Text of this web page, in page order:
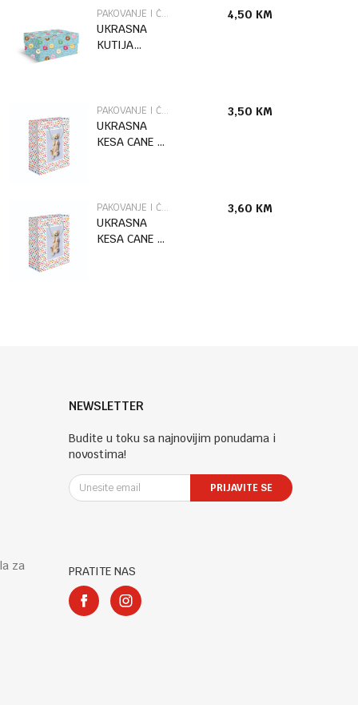
PAKOVANJE I ČESTITKE
UKRASNA
KUTIJA
4,50 KM
PAKOVANJE I ČESTITKE
UKRASNA
KESA CANE L
3,50 KM
PAKOVANJE I ČESTITKE
UKRASNA
KESA CANE XL
3,60 KM
za
NEWSLETTER
Budite u toku sa najnovijim ponudama i
novostima!
PRIJAVITE SE
PRATITE NAS